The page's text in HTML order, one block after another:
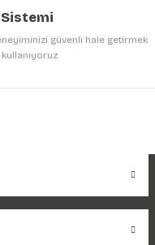
güvenli hale getirmek